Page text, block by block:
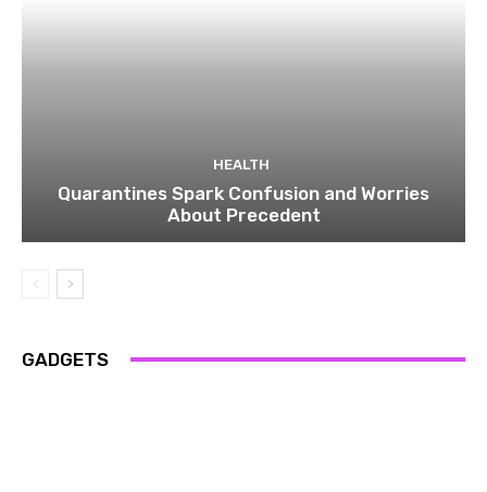
HEALTH
Quarantines Spark Confusion and Worries
About Precedent
GADGETS